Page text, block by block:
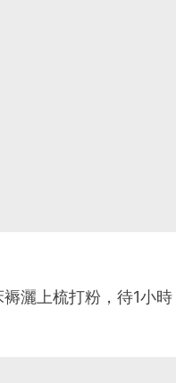
灑上梳打粉，待1小時